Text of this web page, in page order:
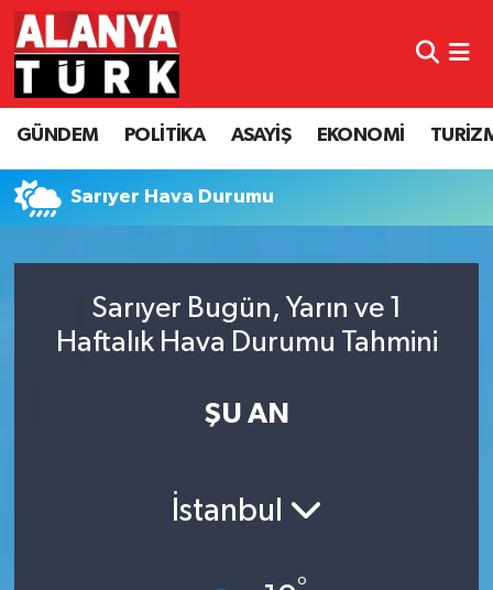
GÜNDEM POLİTİKA ASAYİŞ EKONOMİ
Sarıyer Hava Durumu
Sarıyer Bugün, Yarın ve 1
Haftalık Hava Durumu Tahmini
ŞU AN
İstanbul
GÜNDEM
POLİTİKA
ASAYİŞ
TURİZM
Nöbetçi Eczaneler
Hava Durumu
Namaz Vakitleri
Süper Lig Puan Durumu ve Fikstür
Son Dakika Haberleri